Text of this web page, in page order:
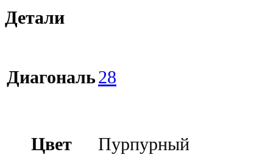
Детали
Диагональ28
Цвет Пурпурный